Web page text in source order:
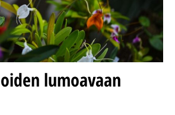
lumoavaan